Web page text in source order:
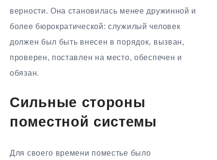
верности. Она становилась менее дружинной и
более бюрократической: служилый человек
должен был быть внесен в порядок, вызван,
проверен, поставлен на место, обеспечен и
обязан.
Сильные стороны
поместной системы
Для своего времени поместье было